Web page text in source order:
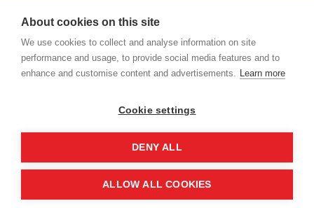
About cookies on this site
We use cookies to collect and analyse information on site
performance and usage, to provide social media features and to
enhance and customise content and advertisements. Learn more
Cookie settings
DENY ALL
ALLOW ALL COOKIES
Ylioppilaskunnat
Alumnille
Suomen ylioppilaskuntien liitto (SYL) ry
Privacy policy
Saavutettavuusseloste
© 2026 SYL. Created byValve